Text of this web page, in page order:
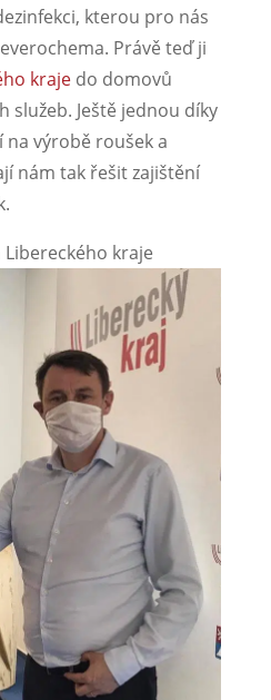
kterou pro nás
Právě teď ji
krajedo domovů
služeb. Ještě jednou díky
výrobě roušek a
nám tak řešit zajištění
kraje